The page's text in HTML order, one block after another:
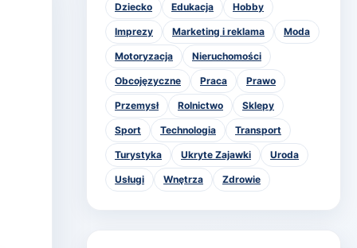
Dziecko Edukacja Hobby
Imprezy Marketing i reklama Moda
Motoryzacja Nieruchomości
Obcojęzyczne Praca Prawo
Przemysł Rolnictwo Sklepy
Sport Technologia Transport
Turystyka Ukryte Zajawki Uroda
Usługi Wnętrza Zdrowie